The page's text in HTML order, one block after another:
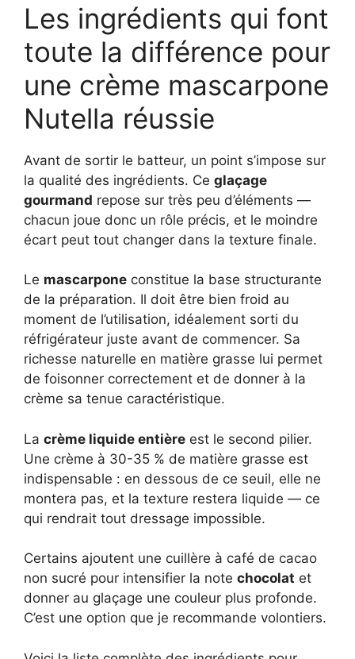
Les ingrédients qui font
toute la différence pour
une crème mascarpone
Nutella réussie
Avant de sortir le batteur, un point s’impose sur
la qualité des ingrédients. Ce glaçage
gourmand repose sur très peu d’éléments —
chacun joue donc un rôle précis, et le moindre
écart peut tout changer dans la texture finale.
Le mascarpone constitue la base structurante
de la préparation. Il doit être bien froid au
moment de l’utilisation, idéalement sorti du
réfrigérateur juste avant de commencer. Sa
richesse naturelle en matière grasse lui permet
de foisonner correctement et de donner à la
crème sa tenue caractéristique.
La crème liquide entière est le second pilier.
Une crème à 30-35 % de matière grasse est
indispensable : en dessous de ce seuil, elle ne
montera pas, et la texture restera liquide — ce
qui rendrait tout dressage impossible.
Certains ajoutent une cuillère à café de cacao
non sucré pour intensifier la note chocolat et
donner au glaçage une couleur plus profonde.
C’est une option que je recommande volontiers.